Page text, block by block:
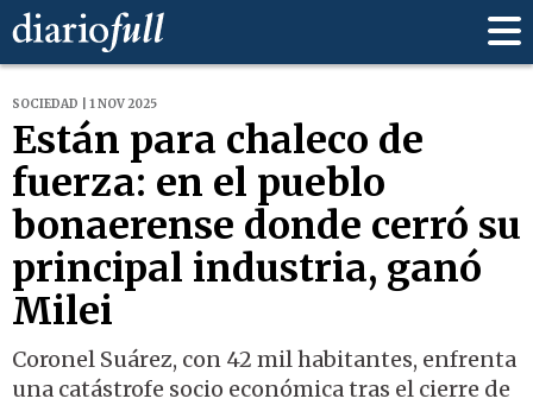
SOCIEDAD | 1 NOV 2025
Están para chaleco de
fuerza: en el pueblo
bonaerense donde cerró su
principal industria, ganó
Milei
Coronel Suárez, con 42 mil habitantes, enfrenta
una catástrofe socio económica tras el cierre de